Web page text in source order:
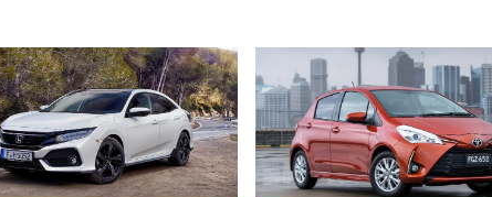
יערך בכל אולמות התצוגה של
הארץ.
דגמי החברה. מגמה זו מיישרת קו עם
לפיה בכוונתה לשווק לשוק האירופאי
חשמליים או היברידיים בלבד עד לשנת 2025.